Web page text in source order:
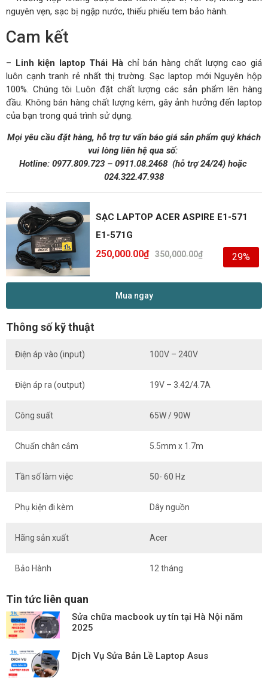
nguyên vẹn, sạc bị ngập nước, thiếu phiếu tem bảo hành.
Cam kết
– Linh kiện laptop Thái Hàchỉ bán hàng chất lượng cao giá
luôn cạnh tranh rẻ nhất thị trường. Sạc laptop mới Nguyên hộp
100%. Chúng tôi Luôn đặt chất lượng các sản phẩm lên hàng
đầu. Không bán hàng chất lượng kém, gây ảnh hưởng đến laptop
của bạn trong quá trình sử dụng.
Mọi yêu cầu đặt hàng, hỗ trợ tư vấn báo giá sản phẩm quý khách
vui lòng liên hệ qua số:
Hotline: 0977.809.723– 0911.08.2468 (hỗ trợ 24/24)hoặc
024.322.47.938
SẠC LAPTOP ACER ASPIRE E1-571
E1-571G
350,000.00₫
250,000.00₫ 29%
Mua ngay
Thông số kỹ thuật
Điện áp vào (input) 100V – 240V
Điện áp ra (output) 19V – 3.42/4.7A
Công suất 65W / 90W
Chuẩn chân cắm 5.5mm x 1.7m
Tần số làm việc 50- 60 Hz
Phụ kiện đi kèm Dây nguồn
Hãng sản xuất Acer
Bảo Hành 12 tháng
Tin tức liên quan
Sửa chữa macbook uy tín tại Hà Nội năm
2025
Dịch Vụ Sửa Bản Lề Laptop Asus